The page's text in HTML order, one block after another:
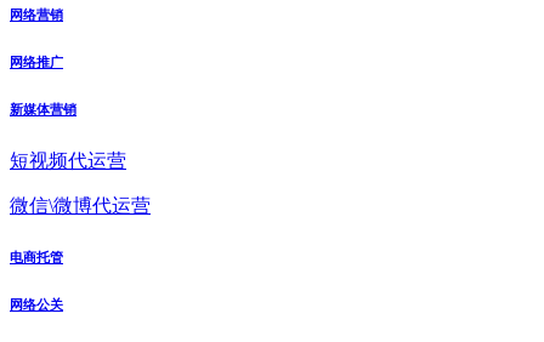
网络营销
网络推广
新媒体营销
短视频代运营
微信\微博代运营
电商托管
网络公关